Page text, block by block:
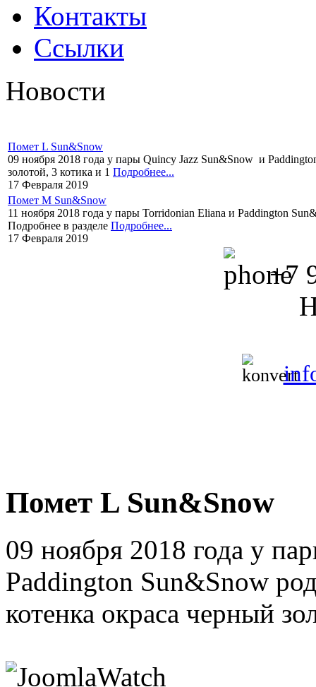
Контакты
Ссылки
Новости
Помет L Sun&Snow
09 ноября 2018 года у пары Quincy Jazz Sun&Snow и
золотой, 3 котика и 1 Подробнее...
17 Февраля 2019
Помет M Sun&Snow
11 ноября 2018 года у пары Torridonian Eliana и Paddington
Подробнее в разделе Подробнее...
17 Февраля 2019
+7
Помет L Sun&Snow
09 ноября 2018 года у
Paddington Sun&Snow
котенка окраса черный